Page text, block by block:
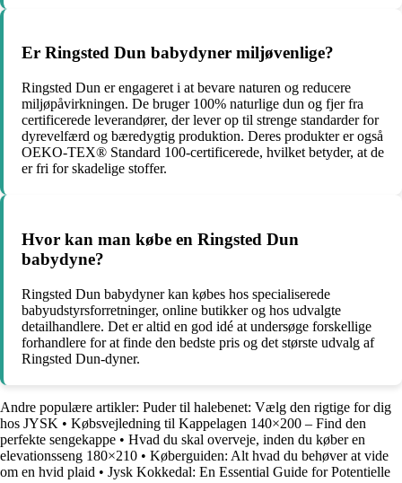
Er Ringsted Dun babydyner miljøvenlige?
Ringsted Dun er engageret i at bevare naturen og reducere
miljøpåvirkningen. De bruger 100% naturlige dun og fjer fra
certificerede leverandører, der lever op til strenge standarder for
dyrevelfærd og bæredygtig produktion. Deres produkter er også
OEKO-TEX® Standard 100-certificerede, hvilket betyder, at de
er fri for skadelige stoffer.
Hvor kan man købe en Ringsted Dun
babydyne?
Ringsted Dun babydyner kan købes hos specialiserede
babyudstyrsforretninger, online butikker og hos udvalgte
detailhandlere. Det er altid en god idé at undersøge forskellige
forhandlere for at finde den bedste pris og det største udvalg af
Ringsted Dun-dyner.
Andre populære artikler: Puder til halebenet: Vælg den rigtige for dig
hos JYSK • Købsvejledning til Kappelagen 140×200 – Find den
perfekte sengekappe • Hvad du skal overveje, inden du køber en
elevationsseng 180×210 • Køberguiden: Alt hvad du behøver at vide
om en hvid plaid • Jysk Kokkedal: En Essential Guide for Potentielle